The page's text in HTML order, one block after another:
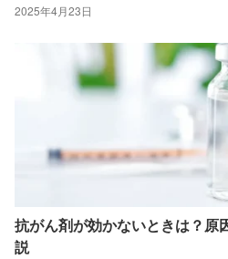
2025年4月23日
抗がん剤が効かないときは？原
説